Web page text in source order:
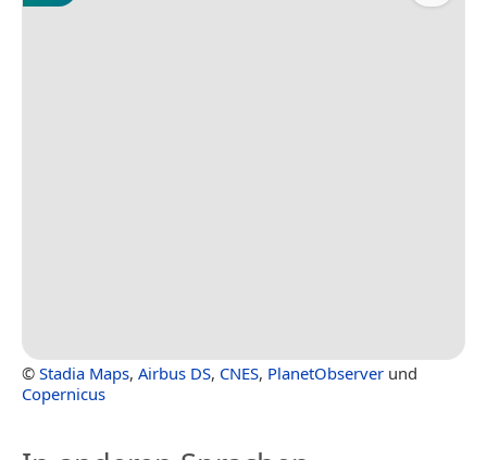
© Stadia Maps, Airbus DS, CNES, PlanetObserver und
Copernicus